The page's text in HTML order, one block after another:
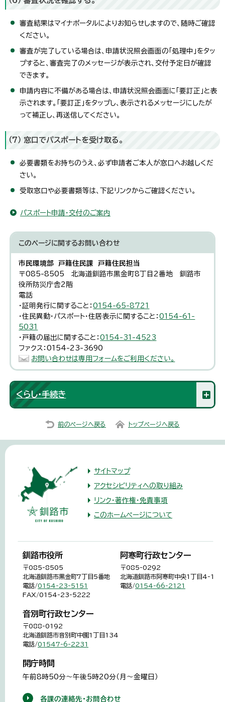
審査結果はマイナポータルによりお知らせしますので、随時ご確認
ください。
審査が完了している場合は、申請状況照会画面の「処理中」をタッ
プすると、審査完了のメッセージが表示され、交付予定日が確認
できます。
申請内容に不備がある場合は、申請状況照会画面に「要訂正」と表
示されます。「要訂正」をタップし、表示されるメッセージにしたが
って補正し、再送信してください。
（7） 窓口でパスポートを受け取る。
必要書類をお持ちのうえ、必ず申請者ご本人が窓口へお越しくだ
さい。
受取窓口や必要書類等は、下記リンクからご確認ください。
パスポート申請・交付のご案内
このページに関するお問い合わせ
市民環境部 戸籍住民課 戸籍住民担当
〒085-8505 北海道釧路市黒金町8丁目2番地 釧路市
役所防災庁舎2階
電話
・証明発行に関すること：0154-65-8721
・住民異動・パスポート・住居表示に関すること：0154-61-
5031
・戸籍の届出に関すること：0154-31-4523
ファクス：0154-23-3690
お問い合わせは専用フォームをご利用ください。
くらし・手続き
前のページへ戻る トップページへ戻る
サイトマップ
アクセシビリティへの取り組み
リンク・著作権・免責事項
このホームページについて
釧路市役所
〒085-8505
北海道釧路市黒金町7丁目5番地
電話/0154-23-5151
FAX/0154-23-5222
阿寒町行政センター
〒085-0292
北海道釧路市阿寒町中央1丁目4-1
電話/0154-66-2121
音別町行政センター
〒088-0192
北海道釧路市音別町中園1丁目134
電話/01547-6-2231
開庁時間
午前8時50分～午後5時20分（月～金曜日）
各課の連絡先・お問合わせ